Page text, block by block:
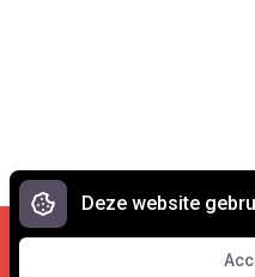
Cookies en
© 2007 -